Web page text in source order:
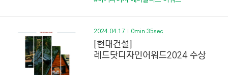
2024.04.17 0min 35sec
[현대건설]
레드닷디자인어워드2024 수상